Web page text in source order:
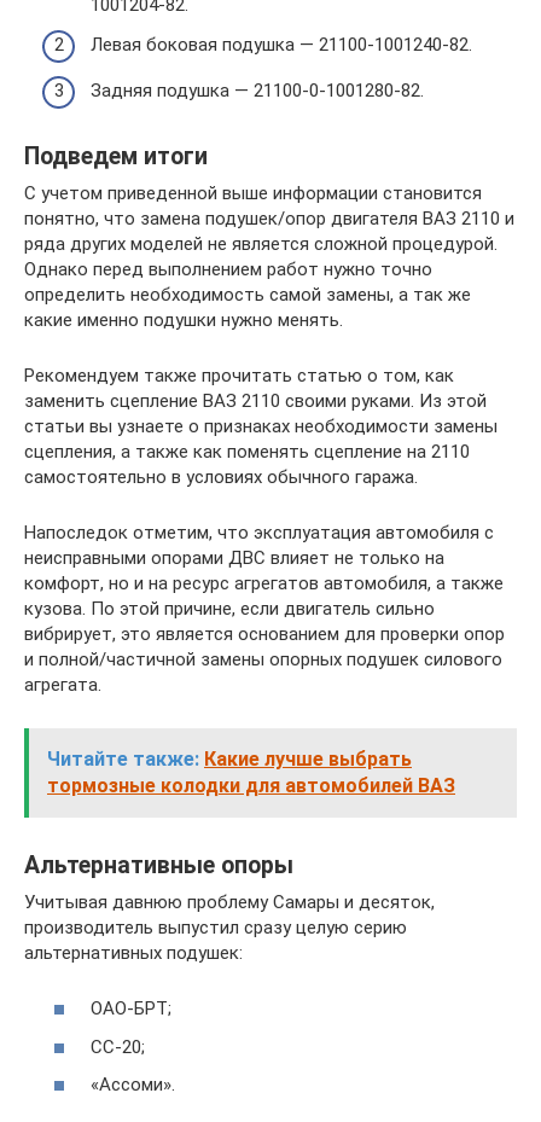
1001204-82.
Левая боковая подушка — 21100-1001240-82.
Задняя подушка — 21100-0-1001280-82.
Подведем итоги
С учетом приведенной выше информации становится
понятно, что замена подушек/опор двигателя ВАЗ 2110 и
ряда других моделей не является сложной процедурой.
Однако перед выполнением работ нужно точно
определить необходимость самой замены, а так же
какие именно подушки нужно менять.
Рекомендуем также прочитать статью о том, как
заменить сцепление ВАЗ 2110 своими руками. Из этой
статьи вы узнаете о признаках необходимости замены
сцепления, а также как поменять сцепление на 2110
самостоятельно в условиях обычного гаража.
Напоследок отметим, что эксплуатация автомобиля с
неисправными опорами ДВС влияет не только на
комфорт, но и на ресурс агрегатов автомобиля, а также
кузова. По этой причине, если двигатель сильно
вибрирует, это является основанием для проверки опор
и полной/частичной замены опорных подушек силового
агрегата.
Читайте также: Какие лучше выбрать
тормозные колодки для автомобилей ВАЗ
Альтернативные опоры
Учитывая давнюю проблему Самары и десяток,
производитель выпустил сразу целую серию
альтернативных подушек:
ОАО-БРТ;
СС-20;
«Ассоми».